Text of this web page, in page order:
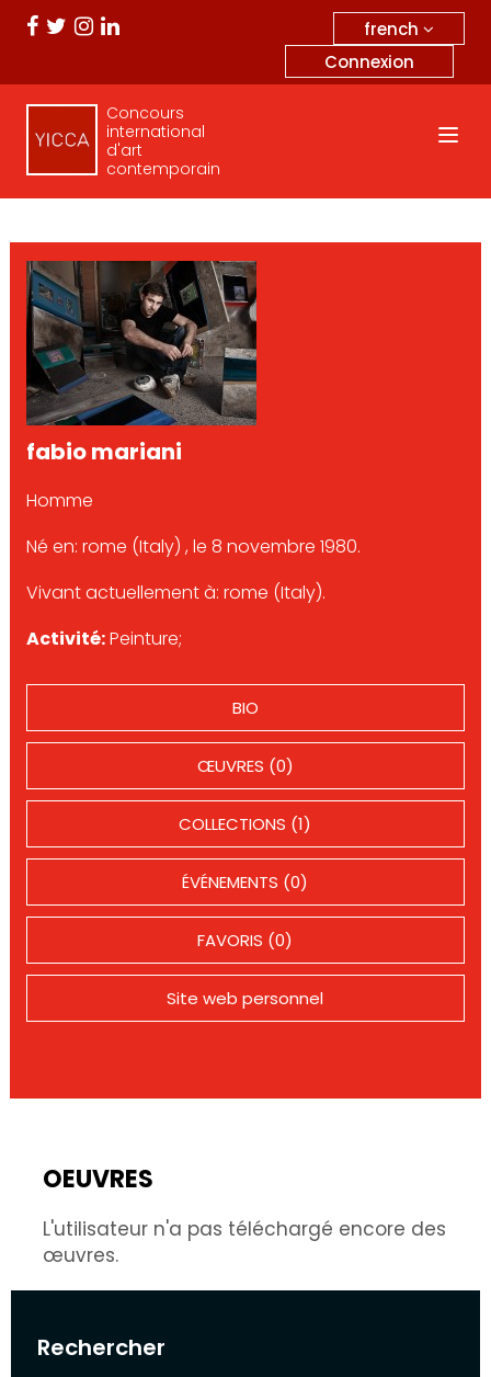
french
Connexion
Concours
international
d'art
contemporain
Rechercher
fabio mariani
Homme
Né en: rome (Italy) , le 8 novembre 1980.
Vivant actuellement à: rome (Italy).
Activité:Peinture;
BIO
ŒUVRES (0)
COLLECTIONS (1)
ÉVÉNEMENTS (0)
FAVORIS (0)
Site web personnel
OEUVRES
L'utilisateur n'a pas téléchargé encore des
œuvres.